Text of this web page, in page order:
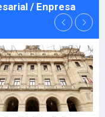
/ Enpresa